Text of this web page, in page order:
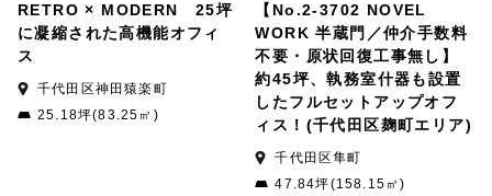
RETRO × MODERN 25坪
に凝縮された高機能オフィ
ス
千代田区神田猿楽町
25.18坪(83.25㎡)
【No.2-3702 NOVEL
WORK 半蔵門／仲介手数料
不要・原状回復工事無し】
約45坪、執務室什器も設置
したフルセットアップオフ
ィス！(千代田区麹町エリア)
千代田区隼町
47.84坪(158.15㎡)